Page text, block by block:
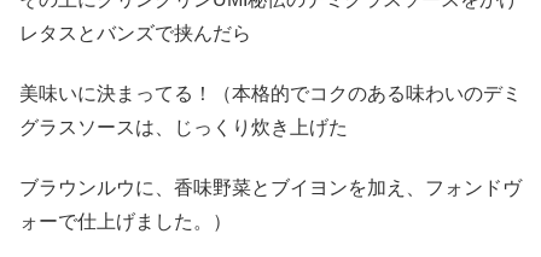
レタスとバンズで挟んだら
美味いに決まってる！（本格的でコクのある味わいのデミ
グラスソースは、じっくり炊き上げた
ブラウンルウに、香味野菜とブイヨンを加え、フォンドヴ
ォーで仕上げました。）